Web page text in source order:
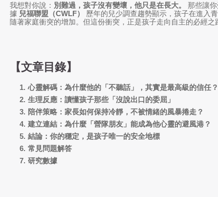
我想對你說： 別難過，孩子沒有變壞，他只是在長大。
那些讓
據 兒福聯盟（CWLF）
歷年的兒少調查趨勢顯示，孩子在進入
隨著家庭衝突的增加。但這份衝突，正是孩子走向自主的必經之
【文章目錄】
心靈解碼：為什麼他的「不聽話」，其實是最高級的信任？
生理反應：讀懂孩子那些「沒說出口的委屈」
陪伴策略：家長如何保持冷靜，不被情緒的風暴捲走？
建立連結：為什麼「營隊朋友」能成為他心靈的避風港？
結論：你的穩定，是孩子唯一的安全地標
常見問題解答
研究數據